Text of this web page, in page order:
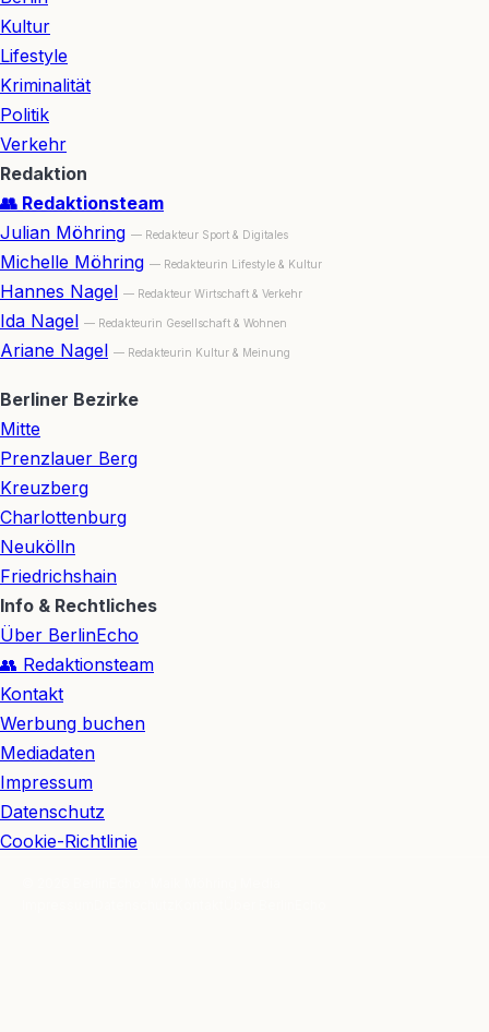
Kultur
Lifestyle
Kriminalität
Politik
Verkehr
Redaktion
👥 Redaktionsteam
Julian Möhring — Redakteur Sport & Digitales
Michelle Möhring — Redakteurin Lifestyle & Kultur
Hannes Nagel — Redakteur Wirtschaft & Verkehr
Ida Nagel — Redakteurin Gesellschaft & Wohnen
Ariane Nagel — Redakteurin Kultur & Meinung
Berliner Bezirke
Mitte
Prenzlauer Berg
Kreuzberg
Charlottenburg
Neukölln
Friedrichshain
Info & Rechtliches
Über BerlinEcho
👥 Redaktionsteam
Kontakt
Werbung buchen
Mediadaten
Impressum
Datenschutz
Cookie-Richtlinie